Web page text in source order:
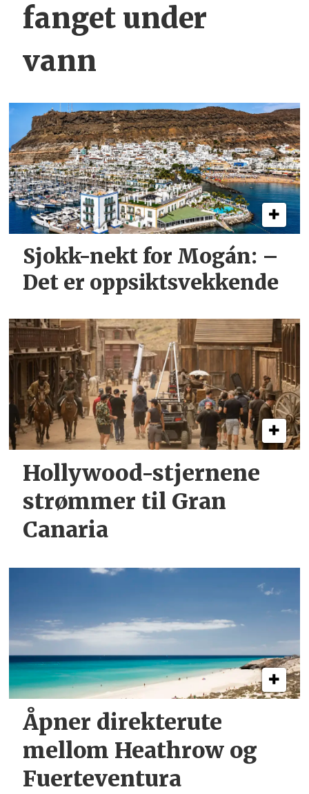
fanget under
vann
Sjokk-nekt for Mogán: –
Det er oppsiktsvekkende
Hollywood-stjernene
strømmer til Gran
Canaria
Åpner direkterute
mellom Heathrow og
Fuerteventura